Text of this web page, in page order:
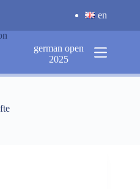
en
german open
2025